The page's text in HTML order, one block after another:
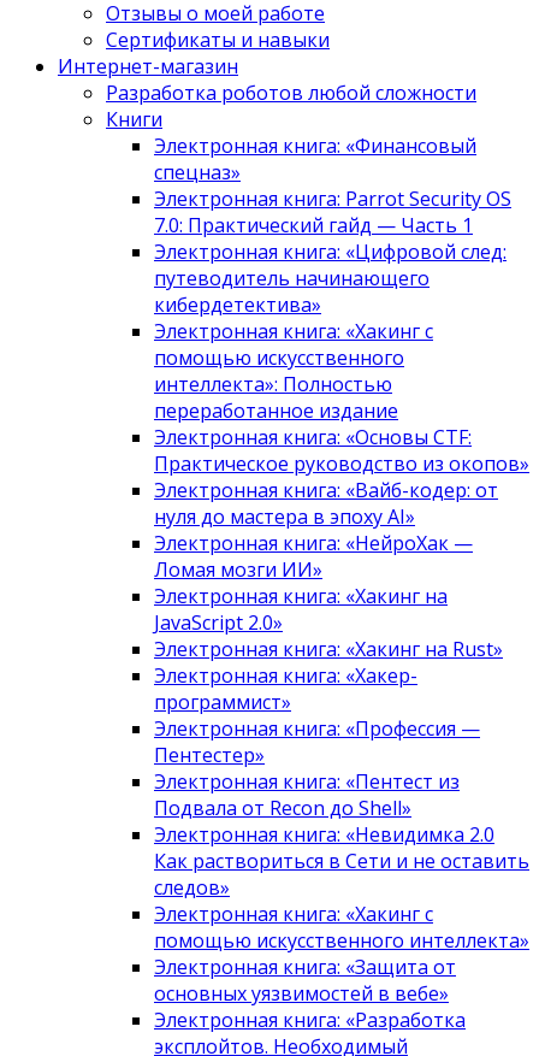
Отзывы о моей работе
Сертификаты и навыки
Интернет-магазин
Разработка роботов любой сложности
Книги
Электронная книга: «Финансовый
спецназ»
Электронная книга: Parrot Security OS
7.0: Практический гайд — Часть 1
Электронная книга: «Цифровой след:
путеводитель начинающего
кибердетектива»
Электронная книга: «Хакинг с
помощью искусственного
интеллекта»: Полностью
переработанное издание
Электронная книга: «Основы CTF:
Практическое руководство из окопов»
Электронная книга: «Вайб-кодер: от
нуля до мастера в эпоху AI»
Электронная книга: «НейроХак —
Ломая мозги ИИ»
Электронная книга: «Хакинг на
JavaScript 2.0»
Электронная книга: «Хакинг на Rust»
Электронная книга: «Хакер-
программист»
Электронная книга: «Профессия —
Пентестер»
Электронная книга: «Пентест из
Подвала от Recon до Shell»
Электронная книга: «Невидимка 2.0
Как раствориться в Сети и не оставить
следов»
Электронная книга: «Хакинг с
помощью искусственного интеллекта»
Электронная книга: «Защита от
основных уязвимостей в вебе»
Электронная книга: «Разработка
эксплойтов. Необходимый